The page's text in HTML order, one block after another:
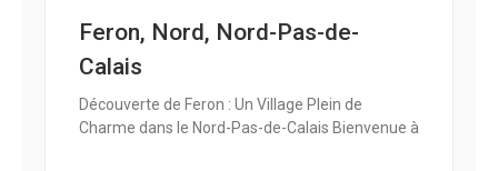
Feron, Nord, Nord-Pas-de-
Calais
Découverte de Feron : Un Village Plein de
Charme dans le Nord-Pas-de-Calais Bienvenue à